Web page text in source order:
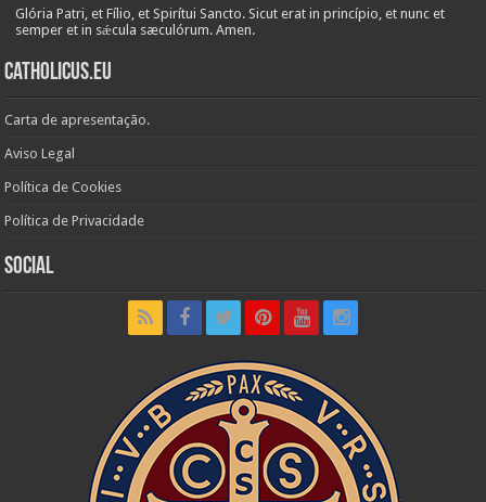
Glória Patri, et Fílio, et Spirítui Sancto. Sicut erat in princípio, et nunc et
semper et in sǽcula sæculórum. Amen.
Catholicus.eu
Carta de apresentação.
Aviso Legal
Política de Cookies
Política de Privacidade
Social